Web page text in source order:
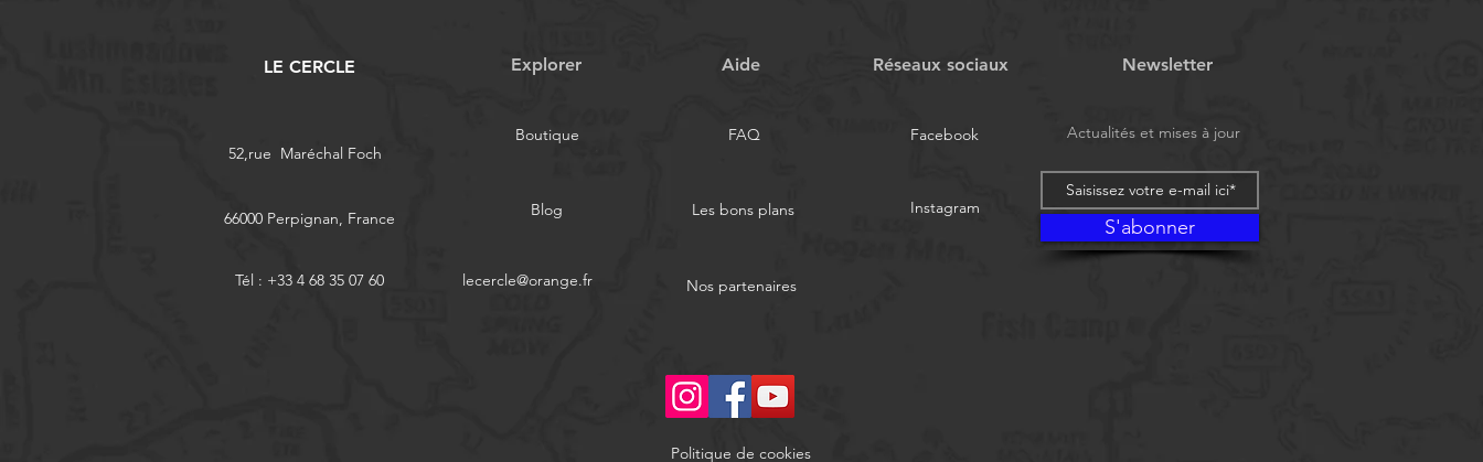
LE CERCLE Explorer Aide Réseaux sociaux Newsletter
Boutique
FAQ
52,rue Maréchal Foch
66000 Perpignan, France Blog Les bons plans
Tél : +33 4 68 35 07 60 lecercle@orange.fr Nos partenaires
Facebook
Instagram
Actualités et mises à jour
S'abonner
Politique de cookies